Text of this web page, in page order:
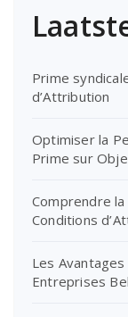
Prime
d’Attribution
Optimiser la
Prime sur
Comprendre
Conditions
Les
Entreprises